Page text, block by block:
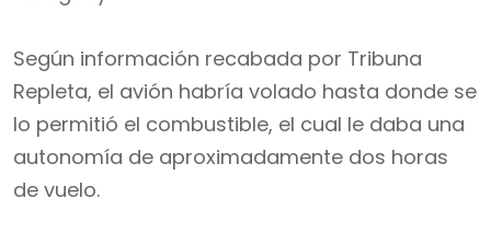
Según información recabada por Tribuna
Repleta, el avión habría volado hasta donde se
lo permitió el combustible, el cual le daba una
autonomía de aproximadamente dos horas
de vuelo.